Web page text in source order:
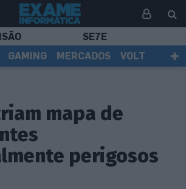
SE7E
GAMING MERCADOS
VOLT
mapa de
perigosos